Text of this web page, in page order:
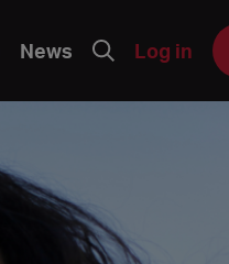
News Log in